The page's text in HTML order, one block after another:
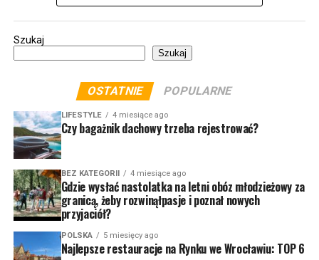
Szukaj
Szukaj
OSTATNIE POPULARNE
LIFESTYLE 4 miesiące ago
Czy bagażnik dachowy trzeba rejestrować?
BEZ KATEGORII 4 miesiące ago
Gdzie wysłać nastolatka na letni obóz młodzieżowy za
granicą, żeby rozwinąłpasje i poznał nowych
przyjaciół?
POLSKA 5 miesięcy ago
Najlepsze restauracje na Rynku we Wrocławiu: TOP 6